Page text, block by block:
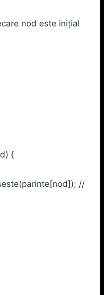
nod este inițial
{
//